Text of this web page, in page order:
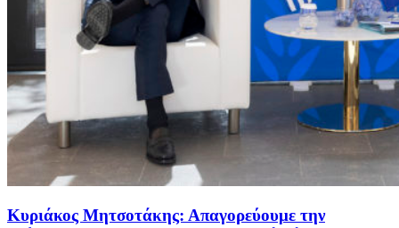
Κυριάκος Μητσοτάκης: Απαγορεύουμε την